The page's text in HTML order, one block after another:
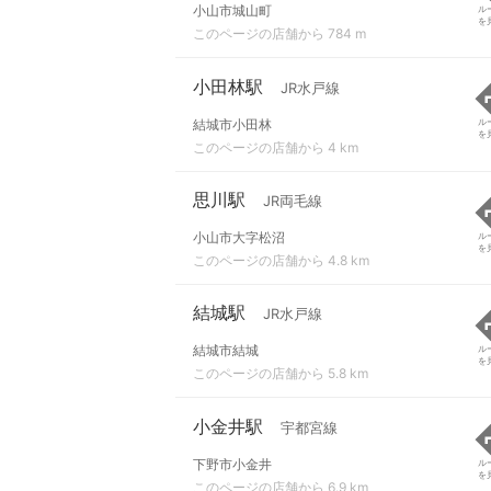
小山市城山町
このページの店舗から 784 m
ル
を
小田林駅 JR水戸線
結城市小田林
このページの店舗から 4 km
ル
を
思川駅 JR両毛線
小山市大字松沼
このページの店舗から 4.8 km
ル
を
結城駅 JR水戸線
結城市結城
このページの店舗から 5.8 km
ル
を
小金井駅 宇都宮線
下野市小金井
このページの店舗から 6.9 km
ル
を